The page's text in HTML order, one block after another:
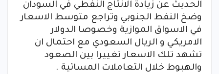
الحديث عن زيادة الانتاج النفطي في السودان
وضخ النفط الجنوبي وتراجع متوسط الاسعار
في الاسواق الموازية وخصوصا الدولار
الامريكي و الريال السعودي مع احتمال ان
تشهد تلك الاسعار تغييرا بين الصعود
والهبوط خلال التعاملات المسائية .